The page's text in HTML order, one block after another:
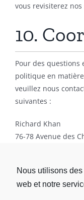
Nous utilisons
web et notre
vous revisiterez nos
10.
Pour des questions
politique en
veuillez nous
suivantes :
Richard Khan
76-78 Avenue des
E-mail :